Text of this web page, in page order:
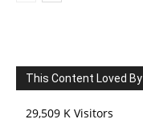
This Content Loved By
29,509 K Visitors